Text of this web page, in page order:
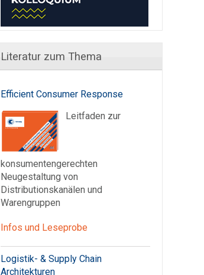
Literatur zum Thema
Efficient Consumer Response
Leitfaden zur
konsumentengerechten
Neugestaltung von
Distributionskanälen und
Warengruppen
Infos und Leseprobe
Logistik- & Supply Chain
Architekturen